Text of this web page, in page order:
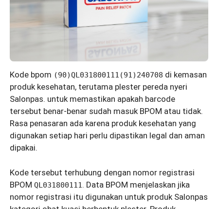
Kode bpom (90)QL031800111(91)240708 di kemasan
produk kesehatan, terutama plester pereda nyeri
Salonpas. untuk memastikan apakah barcode
tersebut benar-benar sudah masuk BPOM atau tidak.
Rasa penasaran ada karena produk kesehatan yang
digunakan setiap hari perlu dipastikan legal dan aman
dipakai.
Kode tersebut terhubung dengan nomor registrasi
BPOM QL031800111 . Data BPOM menjelaskan jika
nomor registrasi itu digunakan untuk produk Salonpas